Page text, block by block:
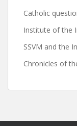
Catholic
Institute of the
SSVM and the
Chronicles of